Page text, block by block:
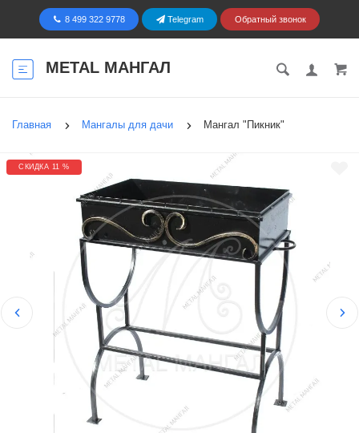
8 499 322 9778 Telegram Обратный звонок
METAL МАНГАЛ
Главная Мангалы для дачи Мангал "Пикник"
СКИДКА 11 %